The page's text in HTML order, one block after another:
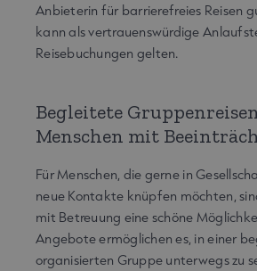
Anbieterin für barrierefreies Reisen
kann als vertrauenswürdige
Reisebuchungen gelten.
Begleitete
Menschen mit
Für Menschen, die gerne in
neue Kontakte knüpfen möchten,
mit Betreuung eine schöne
Angebote ermöglichen es, in einer
organisierten Gruppe unterwegs zu